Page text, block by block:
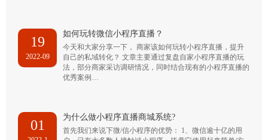
19
2022-09
如何玩转微信小程序直播？
今天和大家分享一下， 商家该如何玩转小程序直播，提升
自己的私域转化？ 文章主要通过复盘自家小程序直播的玩
法，部分商家采访调研情况，同时结合现有的小程序直播的
优秀案例…
01
为什么做小程序直播商城系统?
首先我们来说下微/信小程序的优势： 1、微信逾十亿的用